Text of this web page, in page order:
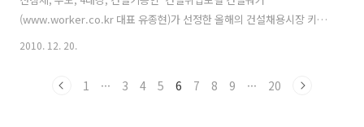
(www.worker.co.kr 대표 유종현)가 선정한 올해의 건설채용시장 키워
2010. 12. 20.
1 ··· 3 4 5 6 7 8 9 ··· 20